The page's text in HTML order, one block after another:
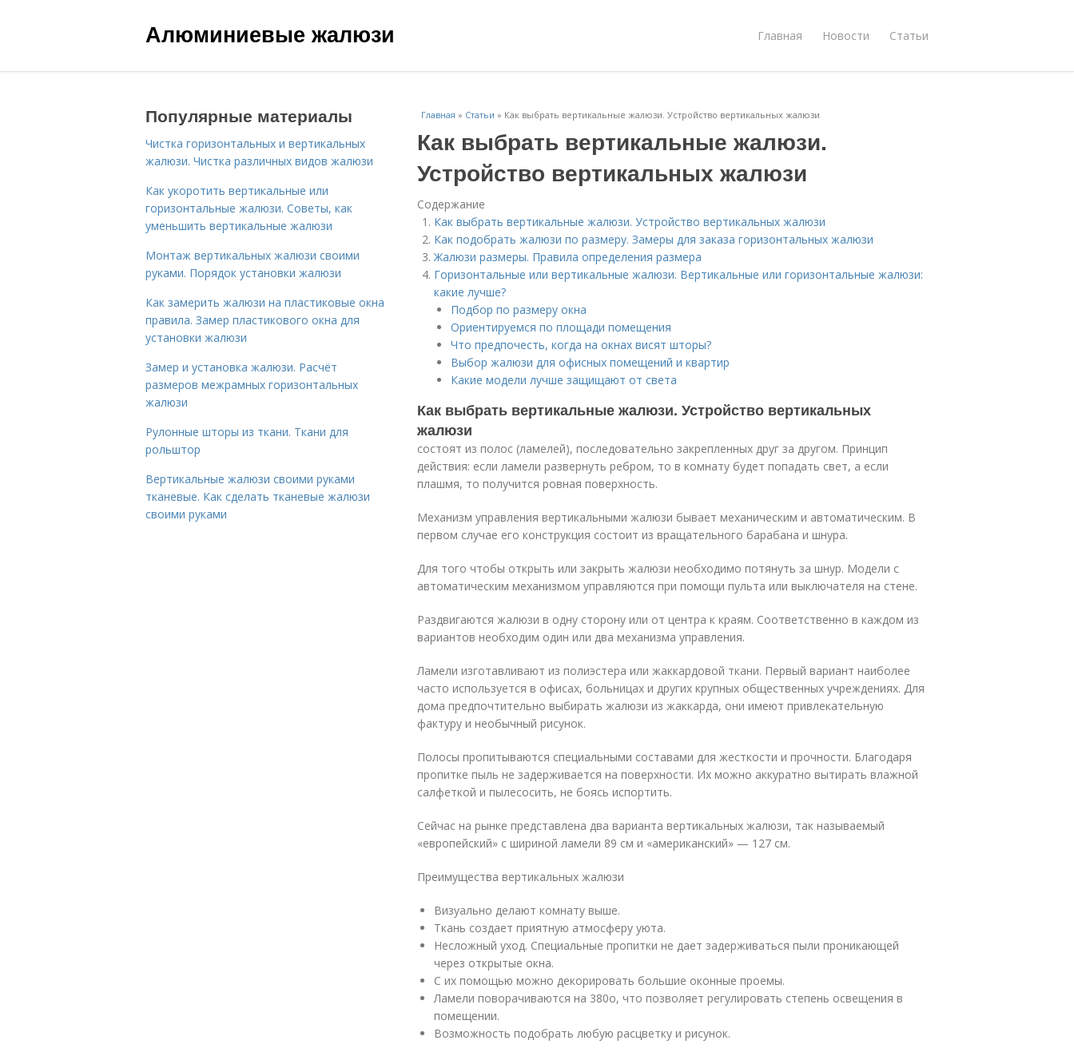
Алюминиевые жалюзи Главная Новости Статьи
Главная » Статьи » Как выбрать вертикальные жалюзи. Устройство вертикальных жалюзи
Как выбрать вертикальные жалюзи.
Устройство вертикальных жалюзи
Содержание
Как выбрать вертикальные жалюзи. Устройство вертикальных жалюзи
Как подобрать жалюзи по размеру. Замеры для заказа горизонтальных жалюзи
Жалюзи размеры. Правила определения размера
Горизонтальные или вертикальные жалюзи. Вертикальные или горизонтальные жалюзи:
какие лучше?
Подбор по размеру окна
Ориентируемся по площади помещения
Что предпочесть, когда на окнах висят шторы?
Выбор жалюзи для офисных помещений и квартир
Какие модели лучше защищают от света
Как выбрать вертикальные жалюзи. Устройство вертикальных
жалюзи
состоят из полос (ламелей), последовательно закрепленных друг за другом. Принцип
действия: если ламели развернуть ребром, то в комнату будет попадать свет, а если
плашмя, то получится ровная поверхность.
Механизм управления вертикальными жалюзи бывает механическим и автоматическим. В
первом случае его конструкция состоит из вращательного барабана и шнура.
Для того чтобы открыть или закрыть жалюзи необходимо потянуть за шнур. Модели с
автоматическим механизмом управляются при помощи пульта или выключателя на стене.
Раздвигаются жалюзи в одну сторону или от центра к краям. Соответственно в каждом из
вариантов необходим один или два механизма управления.
Ламели изготавливают из полиэстера или жаккардовой ткани. Первый вариант наиболее
часто используется в офисах, больницах и других крупных общественных учреждениях. Для
дома предпочтительно выбирать жалюзи из жаккарда, они имеют привлекательную
фактуру и необычный рисунок.
Полосы пропитываются специальными составами для жесткости и прочности. Благодаря
пропитке пыль не задерживается на поверхности. Их можно аккуратно вытирать влажной
салфеткой и пылесосить, не боясь испортить.
Сейчас на рынке представлена два варианта вертикальных жалюзи, так называемый
«европейский» с шириной ламели 89 см и «американский» — 127 см.
Преимущества вертикальных жалюзи
Визуально делают комнату выше.
Ткань создает приятную атмосферу уюта.
Несложный уход. Специальные пропитки не дает задерживаться пыли проникающей
через открытые окна.
С их помощью можно декорировать большие оконные проемы.
Ламели поворачиваются на 380о, что позволяет регулировать степень освещения в
помещении.
Возможность подобрать любую расцветку и рисунок.
Популярные материалы
Чистка горизонтальных и вертикальных
жалюзи. Чистка различных видов жалюзи
Как укоротить вертикальные или
горизонтальные жалюзи. Советы, как
уменьшить вертикальные жалюзи
Монтаж вертикальных жалюзи своими
руками. Порядок установки жалюзи
Как замерить жалюзи на пластиковые окна
правила. Замер пластикового окна для
установки жалюзи
Замер и установка жалюзи. Расчёт
размеров межрамных горизонтальных
жалюзи
Рулонные шторы из ткани. Ткани для
рольштор
Вертикальные жалюзи своими руками
тканевые. Как сделать тканевые жалюзи
своими руками